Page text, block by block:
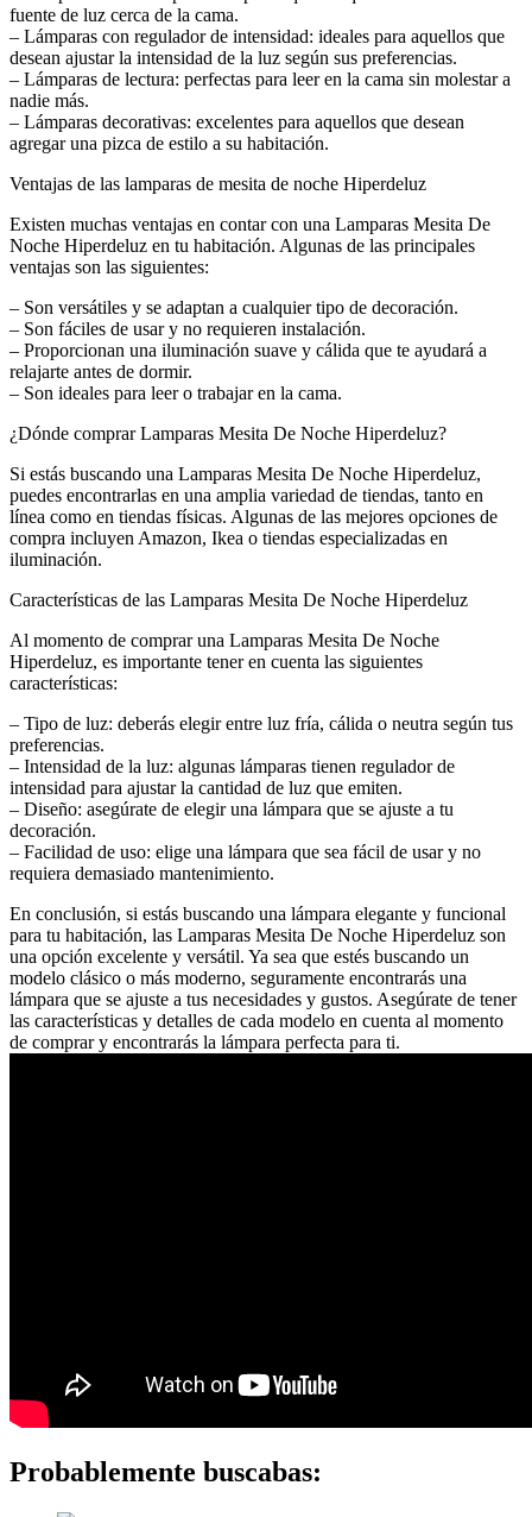
fuente de luz cerca de la cama.
– Lámparas con regulador de intensidad: ideales para aquellos que
desean ajustar la intensidad de la luz según sus preferencias.
– Lámparas de lectura: perfectas para leer en la cama sin molestar a
nadie más.
– Lámparas decorativas: excelentes para aquellos que desean
agregar una pizca de estilo a su habitación.
Ventajas de las lamparas de mesita de noche Hiperdeluz
Existen muchas ventajas en contar con una Lamparas Mesita De
Noche Hiperdeluz en tu habitación. Algunas de las principales
ventajas son las siguientes:
– Son versátiles y se adaptan a cualquier tipo de decoración.
– Son fáciles de usar y no requieren instalación.
– Proporcionan una iluminación suave y cálida que te ayudará a
relajarte antes de dormir.
– Son ideales para leer o trabajar en la cama.
¿Dónde comprar Lamparas Mesita De Noche Hiperdeluz?
Si estás buscando una Lamparas Mesita De Noche Hiperdeluz,
puedes encontrarlas en una amplia variedad de tiendas, tanto en
línea como en tiendas físicas. Algunas de las mejores opciones de
compra incluyen Amazon, Ikea o tiendas especializadas en
iluminación.
Características de las Lamparas Mesita De Noche Hiperdeluz
Al momento de comprar una Lamparas Mesita De Noche
Hiperdeluz, es importante tener en cuenta las siguientes
características:
– Tipo de luz: deberás elegir entre luz fría, cálida o neutra según tus
preferencias.
– Intensidad de la luz: algunas lámparas tienen regulador de
intensidad para ajustar la cantidad de luz que emiten.
– Diseño: asegúrate de elegir una lámpara que se ajuste a tu
decoración.
– Facilidad de uso: elige una lámpara que sea fácil de usar y no
requiera demasiado mantenimiento.
En conclusión, si estás buscando una lámpara elegante y funcional
para tu habitación, las Lamparas Mesita De Noche Hiperdeluz son
una opción excelente y versátil. Ya sea que estés buscando un
modelo clásico o más moderno, seguramente encontrarás una
lámpara que se ajuste a tus necesidades y gustos. Asegúrate de tener
las características y detalles de cada modelo en cuenta al momento
de comprar y encontrarás la lámpara perfecta para ti.
Probablemente buscabas: